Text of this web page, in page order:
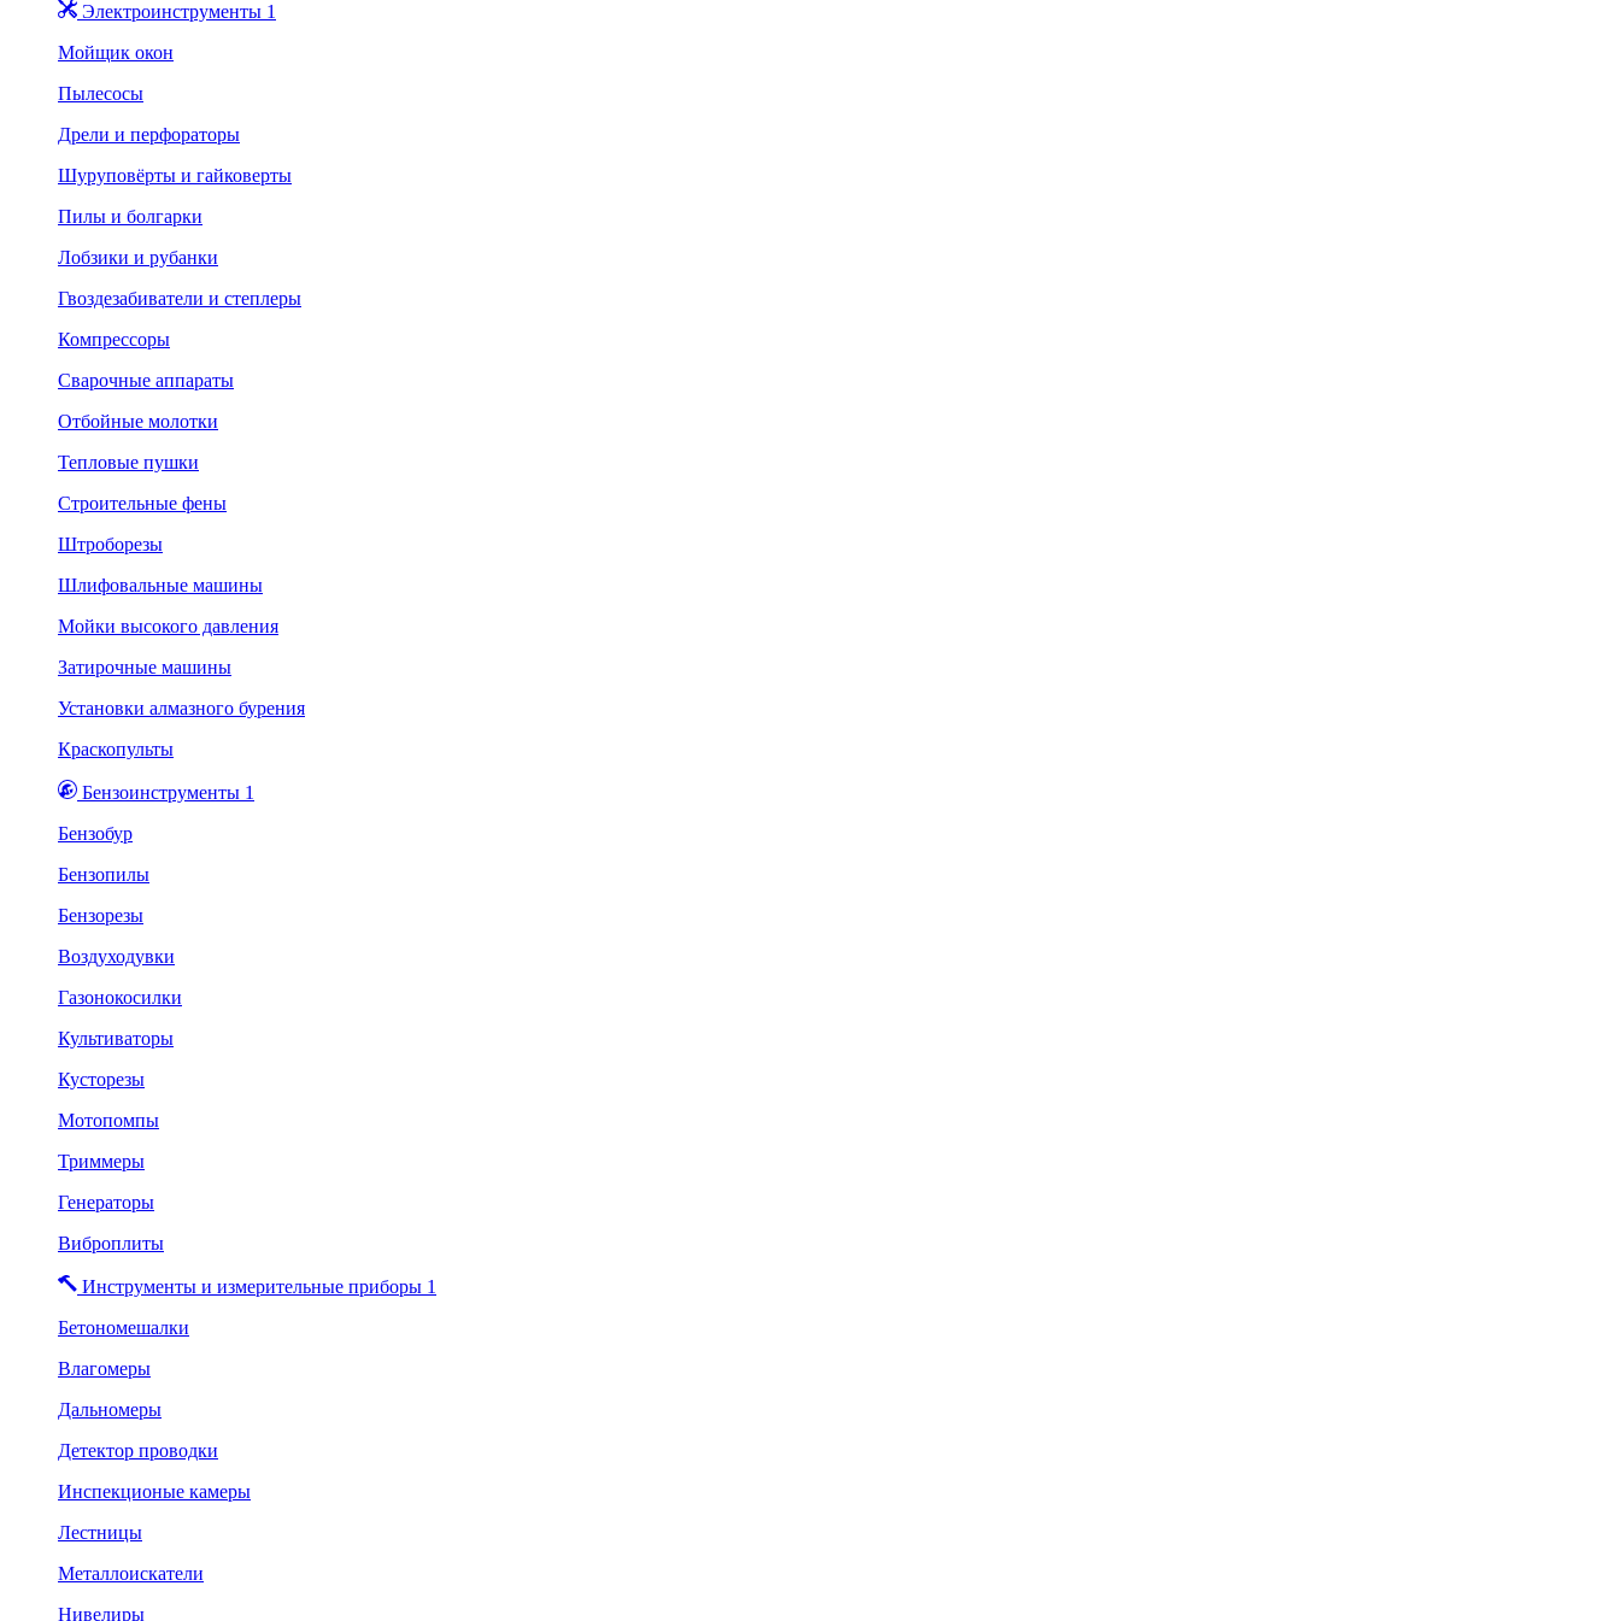
Электроинструменты 1
Мойщик окон
Пылесосы
Дрели и перфораторы
Шуруповёрты и гайковерты
Пилы и болгарки
Лобзики и рубанки
Гвоздезабиватели и степлеры
Компрессоры
Сварочные аппараты
Отбойные молотки
Тепловые пушки
Строительные фены
Штроборезы
Шлифовальные машины
Мойки высокого давления
Затирочные машины
Установки алмазного бурения
Краскопульты
Бензоинструменты 1
Бензобур
Бензопилы
Бензорезы
Воздуходувки
Газонокосилки
Культиваторы
Кусторезы
Мотопомпы
Триммеры
Генераторы
Виброплиты
Инструменты и измерительные приборы 1
Бетономешалки
Влагомеры
Дальномеры
Детектор проводки
Инспекционые камеры
Лестницы
Металлоискатели
Нивелиры